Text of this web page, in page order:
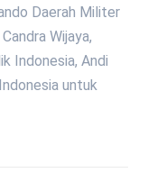
Daerah Militer
Wijaya,
Indonesia, Andi
untuk